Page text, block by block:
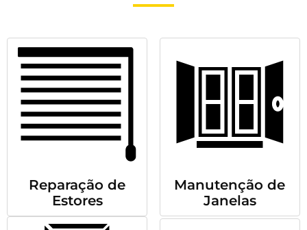
Reparação de
Estores
Manutenção de
Janelas